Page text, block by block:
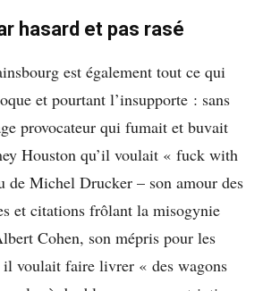
hasard et pas rasé
est également tout ce qui
et pourtant l’insupporte : sans
provocateur qui fumait et buvait
Houston qu’il voulait « fuck with
de Michel Drucker – son amour des
et citations frôlant la misogynie
Cohen, son mépris pour les
voulait faire livrer « des wagons